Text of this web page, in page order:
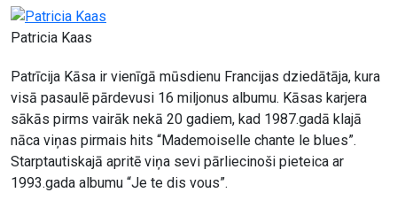
Patricia Kaas
Patrīcija Kāsa ir vienīgā mūsdienu Francijas dziedātāja, kura
visā pasaulē pārdevusi 16 miljonus albumu. Kāsas karjera
sākās pirms vairāk nekā 20 gadiem, kad 1987.gadā klajā
nāca viņas pirmais hits “Mademoiselle chante le blues”.
Starptautiskajā apritē viņa sevi pārliecinoši pieteica ar
1993.gada albumu “Je te dis vous”.